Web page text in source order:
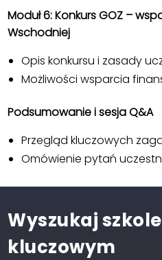
Moduł 6: Konkurs GOZ –
Wschodniej
Opis konkursu i zasady
Możliwości wsparcia
Podsumowanie i sesja Q&A
Przegląd kluczowych
Omówienie pytań
Wyszukaj
kluczowym